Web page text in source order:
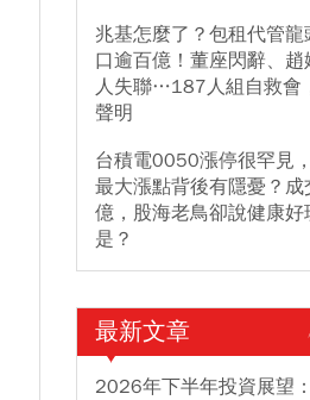
兆基怎麼了？包租代管龍
口逾百億！董座閃辭、趙
人失聯…187人組自救會
聲明
台積電0050漲停很罕見
最大漲點背後有隱憂？
億，股海老鳥卻說健康好
是？
最新文章
2026年下半年投資展望